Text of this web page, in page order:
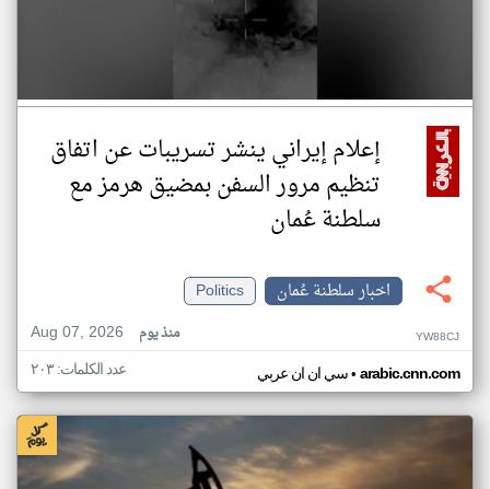
إعلام إيراني ينشر تسريبات عن اتفاق
تنظيم مرور السفن بمضيق هرمز مع
سلطنة عُمان
اخبار سلطنة عُمان
Politics
Aug 07, 2026
منذ يوم YW88CJ
سي ان ان عربي• arabic.cnn.com عدد الكلمات: ٢٠٣